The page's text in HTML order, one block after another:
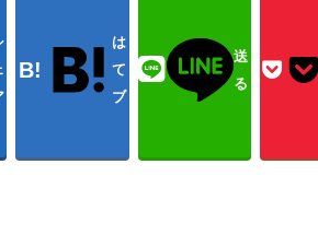
は
て
ブ
送
る